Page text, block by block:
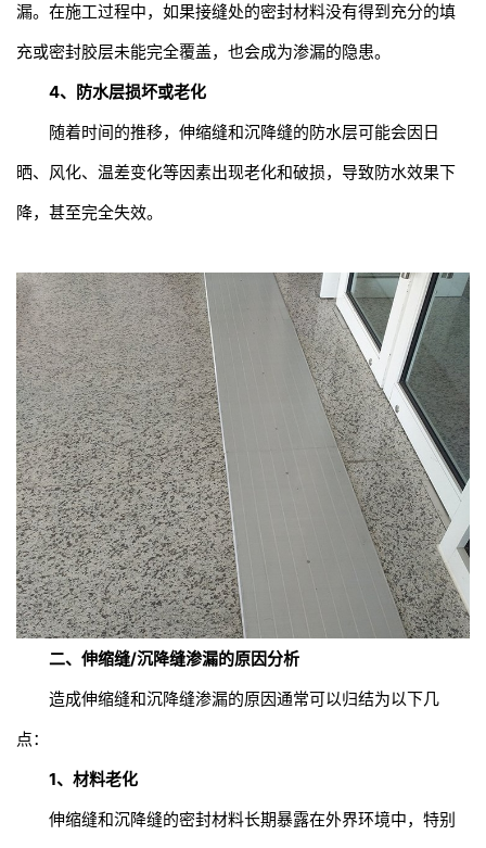
漏。在施工过程中，如果接缝处的密封材料没有得到充分的填
充或密封胶层未能完全覆盖，也会成为渗漏的隐患。
4、防水层损坏或老化
随着时间的推移，伸缩缝和沉降缝的防水层可能会因日
晒、风化、温差变化等因素出现老化和破损，导致防水效果下
降，甚至完全失效。
二、伸缩缝/沉降缝渗漏的原因分析
造成伸缩缝和沉降缝渗漏的原因通常可以归结为以下几
点：
1、材料老化
伸缩缝和沉降缝的密封材料长期暴露在外界环境中，特别